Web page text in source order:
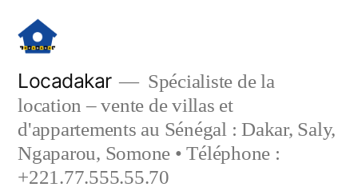
contenu
Locadakar
Spécialiste de la
location – vente de villas et
d'appartements au Sénégal : Dakar, Saly,
Ngaparou, Somone • Téléphone :
+221.77.555.55.70